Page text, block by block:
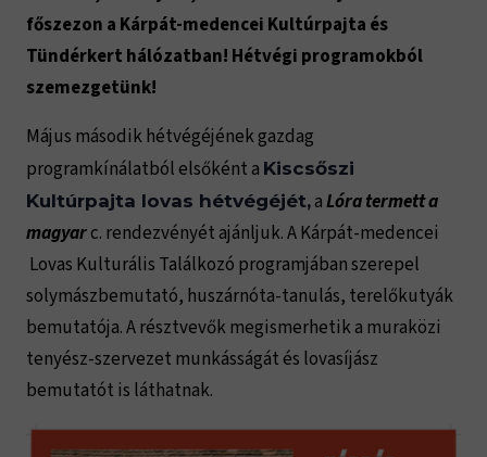
főszezon a Kárpát-medencei Kultúrpajta és
Tündérkert hálózatban! Hétvégi programokból
szemezgetünk!
Május második hétvégéjének gazdag
programkínálatból elsőként a Kiscsőszi
Kultúrpajta lovas hétvégéjét,aLóra termett a
magyarc. rendezvényét ajánljuk. A Kárpát-medencei
Lovas Kulturális Találkozó programjában szerepel
solymászbemutató, huszárnóta-tanulás, terelőkutyák
bemutatója. A résztvevők megismerhetik a muraközi
tenyész-szervezet munkásságát és lovasíjász
bemutatót is láthatnak.